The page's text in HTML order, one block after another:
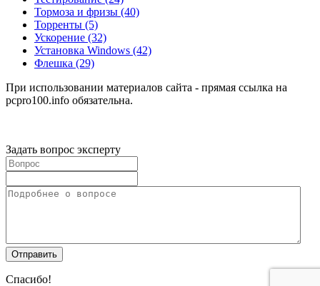
Тормоза и фризы (40)
Торренты (5)
Ускорение (32)
Установка Windows (42)
Флешка (29)
При использовании материалов сайта - прямая ссылка на
pcpro100.info обязательна.
Задать вопрос эксперту
Спасибо!